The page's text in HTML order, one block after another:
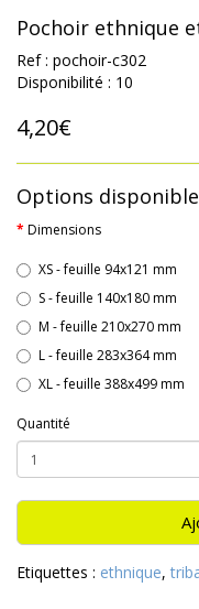
Pochoir ethnique
Ref : pochoir-c302
Disponibilité : 10
4,20€
Options
Dimensions
XS - feuille 94x121 mm
S - feuille 140x180 mm
M - feuille 210x270 mm
L - feuille 283x364 mm
XL - feuille 388x499 mm
Quantité
Etiquettes : ethnique,